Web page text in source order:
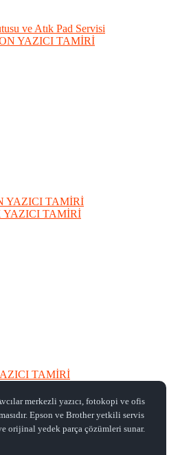
ve Atık Pad Servisi
YAZICI TAMİRİ
TAMİRİ
merkezli yazıcı, fotokopi ve ofis
Epson ve Brother yetkili servis
orijinal yedek parça çözümleri sunar.